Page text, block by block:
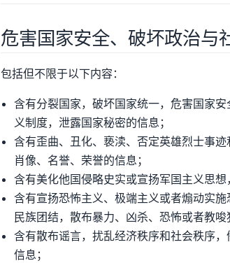
危害国家安全、破坏政治与
包括但不限于以下内容：
含有分裂国家，破坏国家统一，危害国家
义制度，泄露国家秘密的信息；
含有歪曲、丑化、亵渎、否定英雄烈士事
肖像、名誉、荣誉的信息；
含有美化他国侵略史实或宣扬军国主义思想
含有宣扬恐怖主义、极端主义或者煽动实
民族团结，散布暴力、凶杀、恐怖或者教唆
含有散布谣言，扰乱经济秩序和社会秩序
信息；